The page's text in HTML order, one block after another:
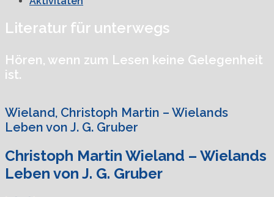
Literatur für unterwegs
Hören, wenn zum Lesen keine Gelegenheit
ist.
Wieland, Christoph Martin – Wielands
Leben von J. G. Gruber
Christoph Martin Wieland – Wielands
Leben von J. G. Gruber